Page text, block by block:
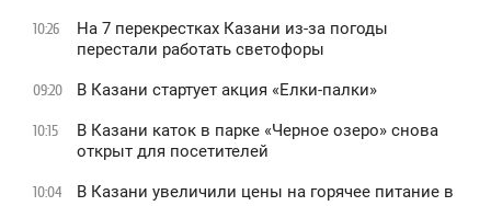
10:26
На 7 перекрестках Казани из-за погоды
перестали работать светофоры
09:20 В Казани стартует акция «Елки-палки»
10:15
В Казани каток в парке «Черное озеро» снова
открыт для посетителей
10:04
В Казани увеличили цены на горячее питание в